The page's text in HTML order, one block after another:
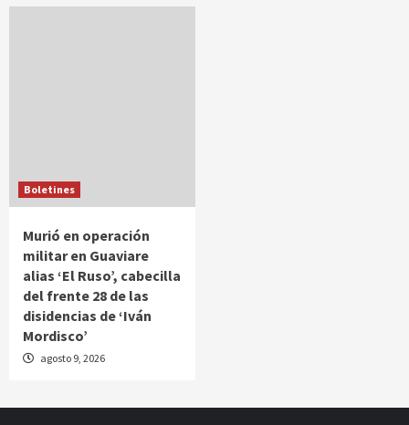
Boletines
Murió en operación
militar en Guaviare
alias ‘El Ruso’, cabecilla
del frente 28 de las
disidencias de ‘Iván
Mordisco’
agosto 9, 2026